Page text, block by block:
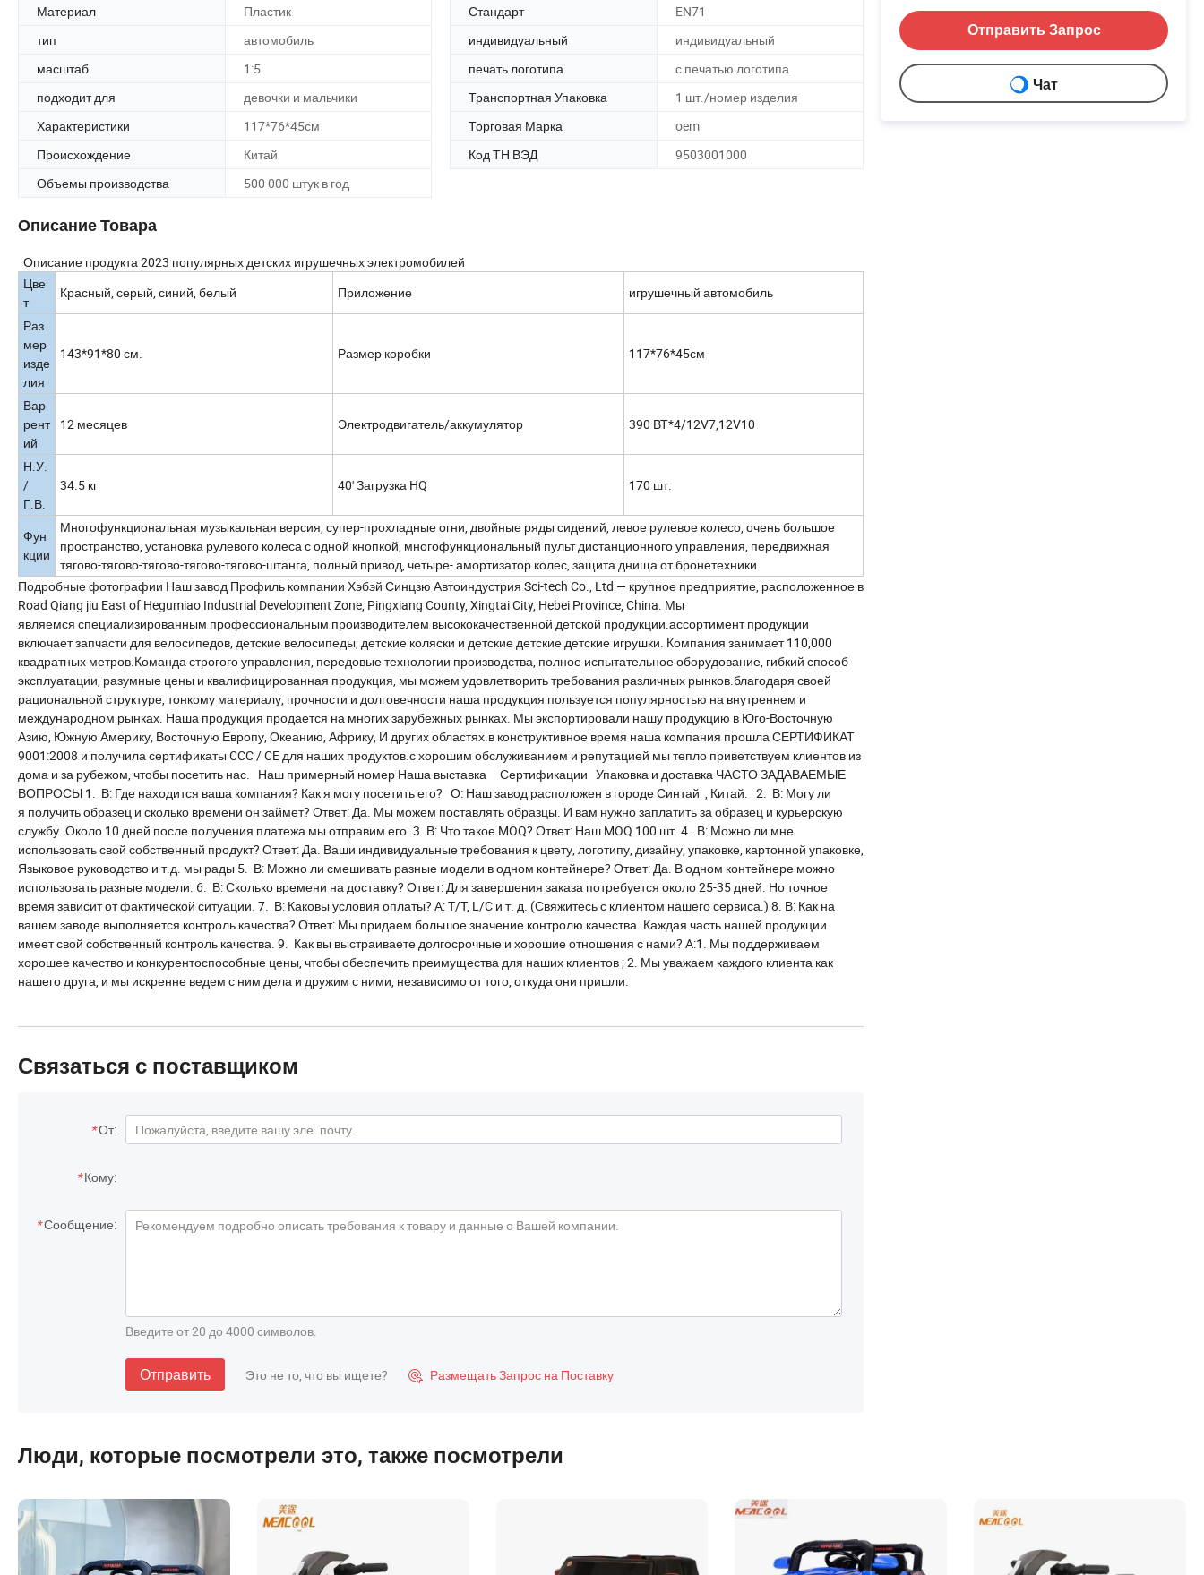
Материал
Пластик Стандарт
EN71
тип
автомобиль индивидуальный
индивидуальный
масштаб
1:5 печать логотипа
с печатью логотипа
подходит для
девочки и мальчики Транспортная Упаковка
1 шт./номер изделия
Характеристики
117*76*45см Торговая Марка
oem
Происхождение
Китай Код ТН ВЭД
9503001000
Объемы производства
500 000 штук в год
Описание Товара
Описание продукта 2023 популярных детских игрушечных электромобилей
Цве
т
Красный, серый, синий, белый Приложение
игрушечный автомобиль
Раз
мер
изде
лия
143*91*80 см. Размер коробки 117*76*45см
Вар
рент
ий
12 месяцев Электродвигатель/аккумулятор 390 ВТ*4/12V7,12V10
Н.У.
/
Г.В.
34.5 кг 40' Загрузка HQ 170 шт.
Фун
кции
Многофункциональная музыкальная версия, супер-прохладные огни, двойные ряды сидений, левое рулевое колесо, очень большое
пространство, установка рулевого колеса с одной кнопкой, многофункциональный пульт дистанционного управления, передвижная
тягово-тягово-тягово-тягово-тягово-штанга, полный привод, четыре- амортизатор колес, защита днища от бронетехники
Подробные фотографии Наш завод Профиль компании Хэбэй Синцзю Автоиндустрия Sci-tech Co., Ltd — крупное предприятие, расположенное в
Road Qiang jiu East of Hegumiao Industrial Development Zone, Pingxiang County, Xingtai City, Hebei Province, China. Мы
являемся специализированным профессиональным производителем высококачественной детской продукции.ассортимент продукции
включает запчасти для велосипедов, детские велосипеды, детские коляски и детские детские детские игрушки. Компания занимает 110,000
квадратных метров.Команда строгого управления, передовые технологии производства, полное испытательное оборудование, гибкий способ
эксплуатации, разумные цены и квалифицированная продукция, мы можем удовлетворить требования различных рынков.благодаря своей
рациональной структуре, тонкому материалу, прочности и долговечности наша продукция пользуется популярностью на внутреннем и
международном рынках. Наша продукция продается на многих зарубежных рынках. Мы экспортировали нашу продукцию в Юго-Восточную
Азию, Южную Америку, Восточную Европу, Океанию, Африку, И других областях.в конструктивное время наша компания прошла СЕРТИФИКАТ
9001:2008 и получила сертификаты CCC / CE для наших продуктов.с хорошим обслуживанием и репутацией мы тепло приветствуем клиентов из
дома и за рубежом, чтобы посетить нас. Наш примерный номер Наша выставка Сертификации Упаковка и доставка ЧАСТО ЗАДАВАЕМЫЕ
ВОПРОСЫ 1. В: Где находится ваша компания? Как я могу посетить его? О: Наш завод расположен в городе Синтай , Китай. 2. В: Могу ли
я получить образец и сколько времени он займет? Ответ: Да. Мы можем поставлять образцы. И вам нужно заплатить за образец и курьерскую
службу. Около 10 дней после получения платежа мы отправим его. 3. В: Что такое MOQ? Ответ: Наш MOQ 100 шт. 4. В: Можно ли мне
использовать свой собственный продукт? Ответ: Да. Ваши индивидуальные требования к цвету, логотипу, дизайну, упаковке, картонной упаковке,
Языковое руководство и т.д. мы рады 5. В: Можно ли смешивать разные модели в одном контейнере? Ответ: Да. В одном контейнере можно
использовать разные модели. 6. В: Сколько времени на доставку? Ответ: Для завершения заказа потребуется около 25-35 дней. Но точное
время зависит от фактической ситуации. 7. В: Каковы условия оплаты? A: T/T, L/C и т. д. (Свяжитесь с клиентом нашего сервиса.) 8. В: Как на
вашем заводе выполняется контроль качества? Ответ: Мы придаем большое значение контролю качества. Каждая часть нашей продукции
имеет свой собственный контроль качества. 9. Как вы выстраиваете долгосрочные и хорошие отношения с нами? A:1. Мы поддерживаем
хорошее качество и конкурентоспособные цены, чтобы обеспечить преимущества для наших клиентов ; 2. Мы уважаем каждого клиента как
нашего друга, и мы искренне ведем с ним дела и дружим с ними, независимо от того, откуда они пришли.
Связаться с поставщиком
*От:
* Кому:
*Сообщение:
Введите от 20 до 4000 символов.
Отправить Это не то, что вы ищете?  Размещать Запрос на Поставку
Отправить Запрос
Чат
Люди, которые посмотрели это, также посмотрели